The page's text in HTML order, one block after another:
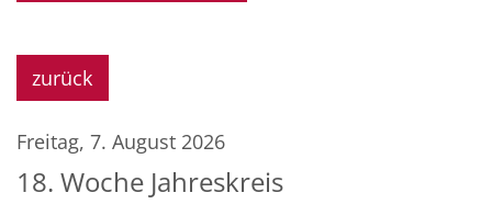
zurück
Freitag, 7. August 2026
18. Woche Jahreskreis